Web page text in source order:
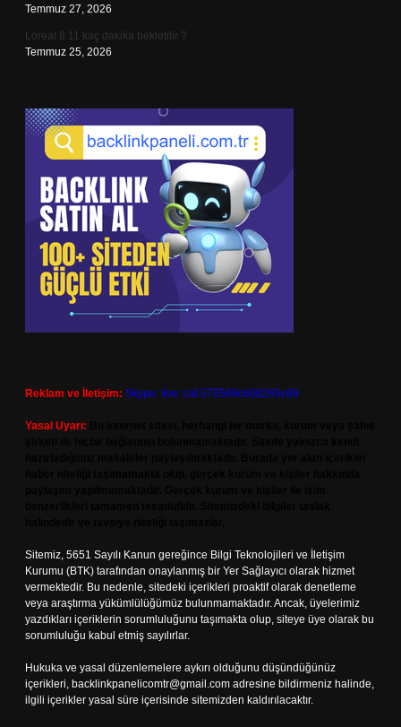
Temmuz 27, 2026
Loreal 8.11 kaç dakika bekletilir ?
Temmuz 25, 2026
Reklam ve İletişim: Skype: live:.cid.575569c608265c69
Yasal Uyarı:
Sitemiz, 5651 Sayılı Kanun gereğince Bilgi Teknolojileri ve İletişim
Kurumu (BTK) tarafından onaylanmış bir Yer Sağlayıcı olarak hizmet
vermektedir. Bu nedenle, sitedeki içerikleri proaktif olarak denetleme
veya araştırma yükümlülüğümüz bulunmamaktadır. Ancak, üyelerimiz
yazdıkları içeriklerin sorumluluğunu taşımakta olup, siteye üye olarak bu
sorumluluğu kabul etmiş sayılırlar.
Hukuka ve yasal düzenlemelere aykırı olduğunu düşündüğünüz
içerikleri, backlinkpanelicomtr@gmail.com adresine bildirmeniz halinde,
ilgili içerikler yasal süre içerisinde sitemizden kaldırılacaktır.